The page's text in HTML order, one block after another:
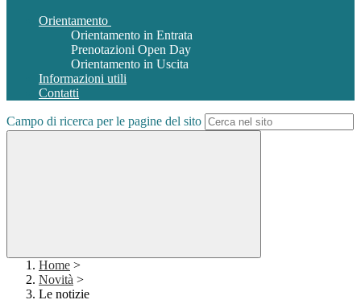
Orientamento
Orientamento in Entrata
Prenotazioni Open Day
Orientamento in Uscita
Informazioni utili
Contatti
Campo di ricerca per le pagine del sito
Home >
Novità >
Le notizie